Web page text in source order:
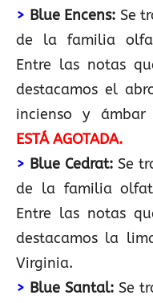
> Blue Encens: Se
de la familia
Entre las notas
destacamos el
incienso y ámbar
ESTÁ AGOTADA.
> Blue Cedrat: Se
de la familia
Entre las notas
destacamos la
Virginia.
> Blue Santal:Se